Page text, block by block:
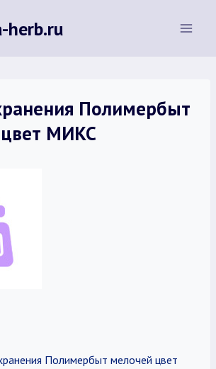
herb.ru
Полимербыт
МИКС
Полимербыт мелочей цвет